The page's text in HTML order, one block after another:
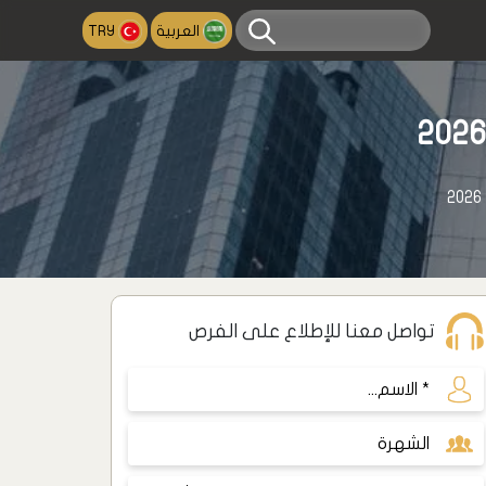
العربية TRY
تواصل معنا للإطلاع على الفرص